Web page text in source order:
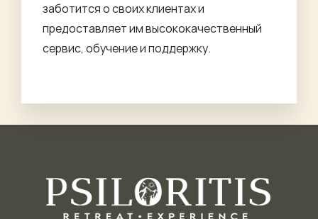
заботится о своих клиентах и
предоставляет им высококачественный
сервис, обучение и поддержку.